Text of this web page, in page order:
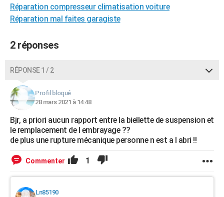
Réparation compresseur climatisation voiture
Réparation mal faites garagiste
2 réponses
RÉPONSE 1 / 2
Profil bloqué
28 mars 2021 à 14:48
Bjr, a priori aucun rapport entre la biellette de suspension et
le remplacement de l embrayage ??
de plus une rupture mécanique personne n est a l abri !!
Commenter 1
Ln85190